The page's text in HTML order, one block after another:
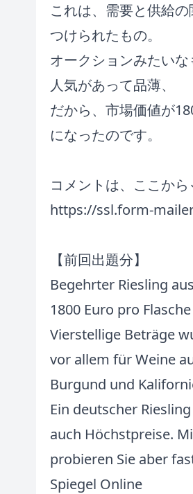
これは、需要と供給の
つけられたもの。
オークションみたいな
人気があって品薄、
だから、市場価値が
になったのです。
コメントは、ここか
https://ssl.form-
【前回出題分】
Begehrter Riesling
1800 Euro pro Flasche
Vierstellige Beträge
vor allem für Weine
Burgund und
Ein deutscher
auch Höchstpreise.
probieren Sie aber
Spiegel Online